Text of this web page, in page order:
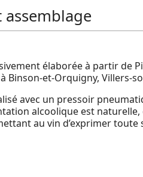
élaborée à partir de
Binson-et-Orquigny, Villers-
avec un pressoir
alcoolique est
au vin d’exprimer